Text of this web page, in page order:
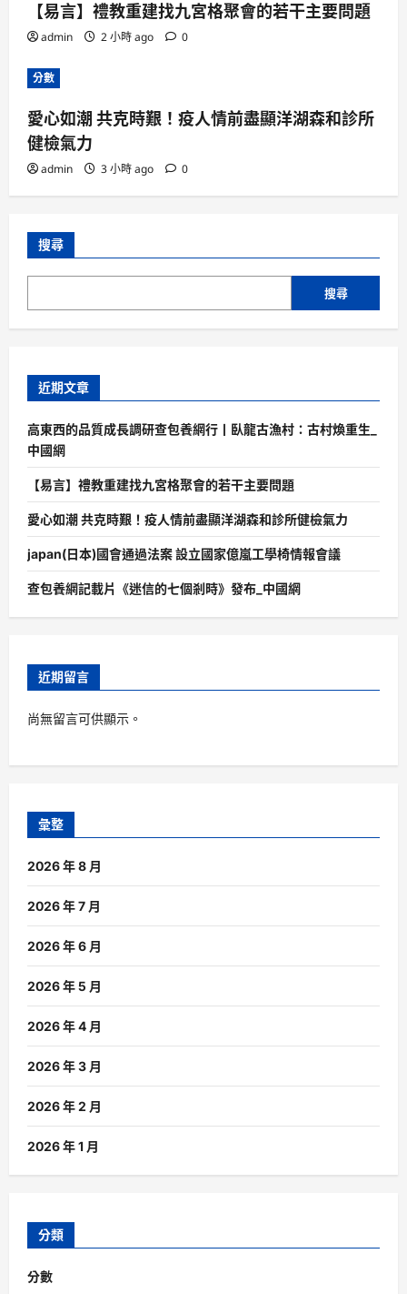
【易言】禮教重建找九宮格聚會的若干主要問題
admin 2 小時 ago 0
分數
愛心如潮 共克時艱！疫人情前盡顯洋湖森和診所
健檢氣力
admin 3 小時 ago 0
搜尋
搜尋
近期文章
高東西的品質成長調研查包養網行丨臥龍古漁村：古村煥重生_
中國網
【易言】禮教重建找九宮格聚會的若干主要問題
愛心如潮 共克時艱！疫人情前盡顯洋湖森和診所健檢氣力
japan(日本)國會通過法案 設立國家億嵐工學椅情報會議
查包養網記載片《迷信的七個剎時》發布_中國網
近期留言
尚無留言可供顯示。
彙整
2026 年 8 月
2026 年 7 月
2026 年 6 月
2026 年 5 月
2026 年 4 月
2026 年 3 月
2026 年 2 月
2026 年 1 月
分類
分數